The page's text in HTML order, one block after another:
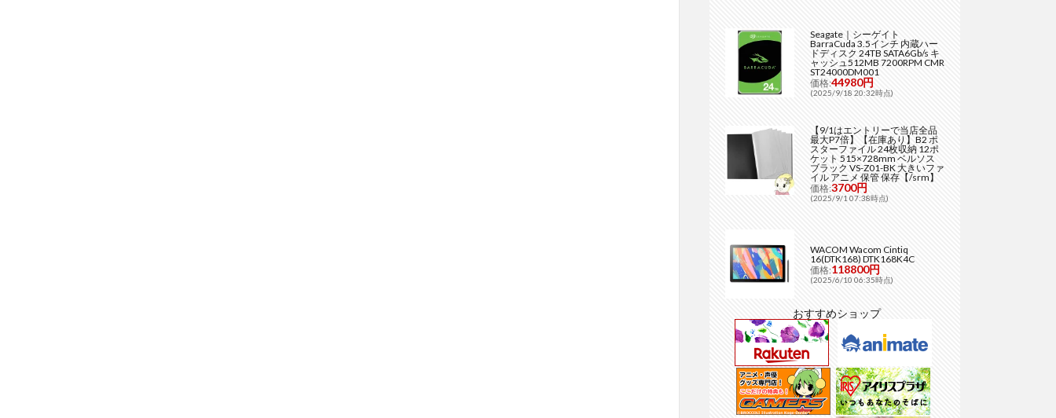
Seagate｜シーゲイト
BarraCuda 3.5インチ 内蔵ハー
ドディスク 24TB SATA6Gb/s キ
ャッシュ512MB 7200RPM CMR
ST24000DM001
価格:44980円
(2025/9/18 20:32時点)
【9/1はエントリーで当店全品
最大P7倍】【在庫あり】B2 ポ
スターファイル 24枚収納 12ポ
ケット 515×728mm ベルソス
ブラック VS-Z01-BK 大きいファ
イル アニメ 保管 保存【/srm】
価格:3700円
(2025/9/1 07:38時点)
WACOM Wacom Cintiq
16(DTK168) DTK168K4C
価格:118800円
(2025/6/10 06:35時点)
おすすめショップ